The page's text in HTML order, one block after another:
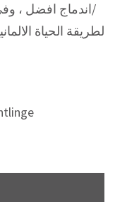
/اندماج افضل ،
لطريقة الحياة